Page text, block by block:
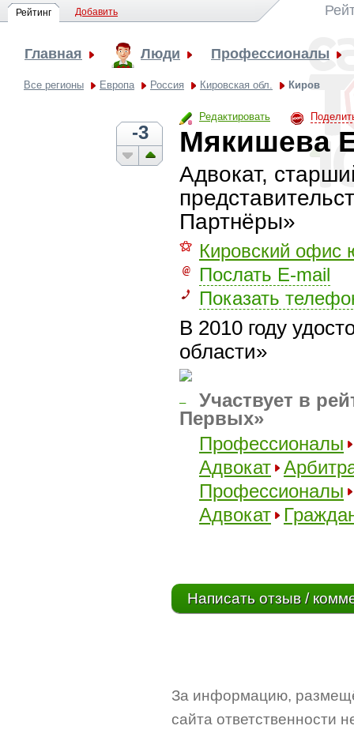
Рейтинг Добавить
Главная Люди Профессионалы
Все регионы Европа Россия Кировская обл. Киров
Редактировать
-3 Мякишева
Адвокат,
Партнёры»
⚝
Кировский офис
Послать E-mail
Показать
В 2010 году
области»
–
Участвует в
Первых»
Профессионалы
Адвокат
Профессионалы
Адвокат
Написать отзыв /
За информацию,
сайта ответственности